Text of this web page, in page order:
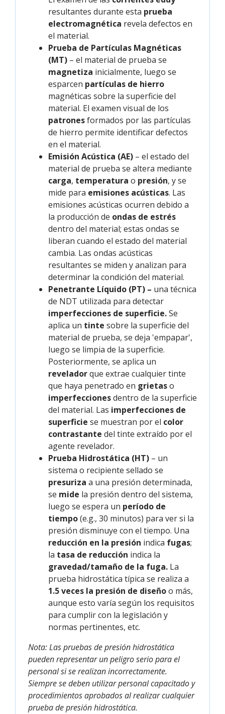
resultantes durante esta prueba
electromagnética revela defectos en
el material.
Prueba de Partículas Magnéticas
(MT) – el material de prueba se
magnetiza inicialmente, luego se
esparcen partículas de hierro
magnéticas sobre la superficie del
material. El examen visual de los
patronesformados por las partículas
de hierro permite identificar defectos
en el material.
Emisión Acústica (AE) – el estado del
material de prueba se altera mediante
carga, temperatura o presión, y se
mide para emisiones acústicas. Las
emisiones acústicas ocurren debido a
la producción de ondas de estrés
dentro del material; estas ondas se
liberan cuando el estado del material
cambia. Las ondas acústicas
resultantes se miden y analizan para
determinar la condición del material.
Penetrante Líquido (PT) – una técnica
de NDT utilizada para detectar
imperfecciones de superficie.Se
aplica un tinte sobre la superficie del
material de prueba, se deja 'empapar',
luego se limpia de la superficie.
Posteriormente, se aplica un
reveladorque extrae cualquier tinte
que haya penetrado en grietaso
imperfeccionesdentro de la superficie
del material. Las imperfecciones de
superficie se muestran por el color
contrastante del tinte extraído por el
agente revelador.
Prueba Hidrostática (HT) – un
sistema o recipiente sellado se
presuriza a una presión determinada,
se mide la presión dentro del sistema,
luego se espera un período de
tiempo(e.g., 30 minutos) para ver si la
presión disminuye con el tiempo. Una
reducción en la presión indica fugas;
la tasa de reducción indica la
gravedad/tamaño de la fuga. La
prueba hidrostática típica se realiza a
1.5 veces la presión de diseñoo más,
aunque esto varía según los requisitos
para cumplir con la legislación y
normas pertinentes, etc.
Nota: Las pruebas de presión hidrostática
pueden representar un peligro serio para el
personal si se realizan incorrectamente.
Siempre se deben utilizar personal capacitado y
procedimientos aprobados al realizar cualquier
prueba de presión hidrostática.